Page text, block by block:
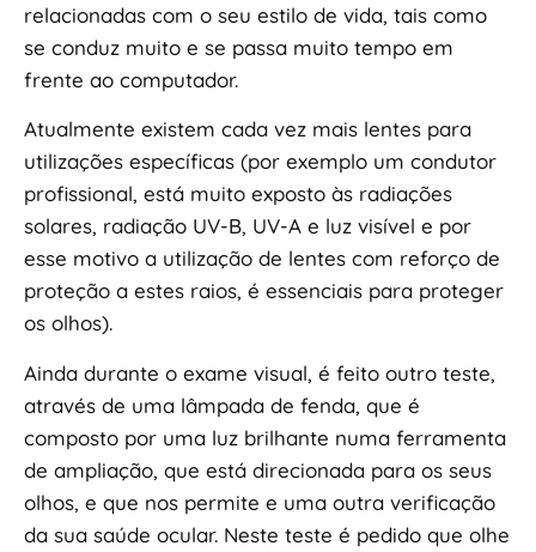
relacionadas com o seu estilo de vida, tais como
se conduz muito e se passa muito tempo em
frente ao computador.
Atualmente existem cada vez mais lentes para
utilizações específicas (por exemplo um condutor
profissional, está muito exposto às radiações
solares, radiação UV-B, UV-A e luz visível e por
esse motivo a utilização de lentes com reforço de
proteção a estes raios, é essenciais para proteger
os olhos).
Ainda durante o exame visual, é feito outro teste,
através de uma lâmpada de fenda, que é
composto por uma luz brilhante numa ferramenta
de ampliação, que está direcionada para os seus
olhos, e que nos permite e uma outra verificação
da sua saúde ocular. Neste teste é pedido que olhe